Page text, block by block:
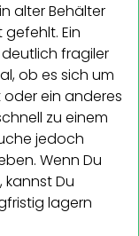
alter Behälter
Ein
fragiler
ob es sich um
ein anderes
zu einem
jedoch
Wenn Du
Du
lagern